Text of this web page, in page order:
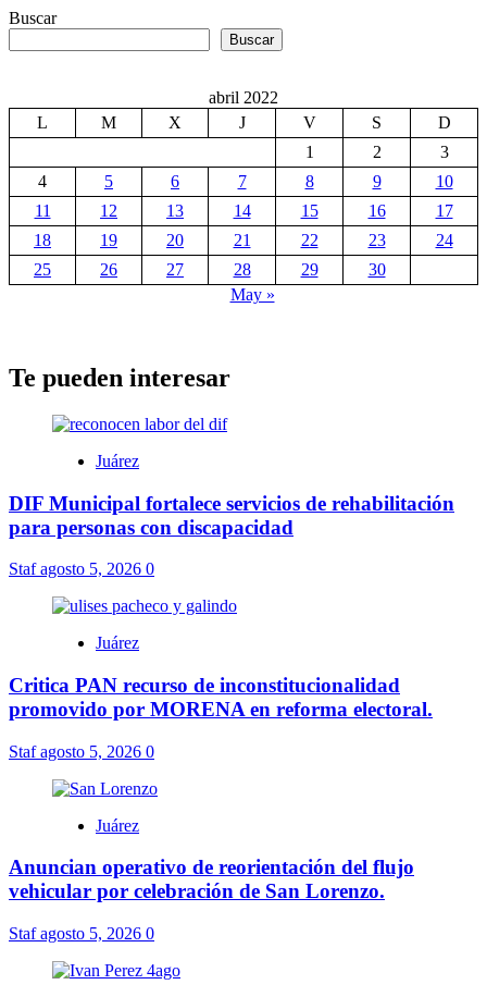
Buscar
Buscar
abril 2022
L
M X J V S
D
1
2
3
4
5 6 7 8 9
10
11
12 13 14 15 16
17
18
19 20 21 22 23
24
25
26 27 28 29
30
May »
Te pueden interesar
Juárez
DIF Municipal fortalece servicios de rehabilitación
para personas con discapacidad
Stafagosto 5, 2026 0
Juárez
Critica PAN recurso de inconstitucionalidad
promovido por MORENA en reforma electoral.
Stafagosto 5, 2026 0
Juárez
Anuncian operativo de reorientación del flujo
vehicular por celebración de San Lorenzo.
Stafagosto 5, 2026 0